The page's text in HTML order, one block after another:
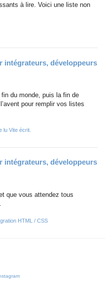
à lire. Voici une liste non
intégrateurs, développeurs
du monde, puis la fin de
pour remplir vos listes
lu Vite écrit.
intégrateurs, développeurs
que vous attendez tous
HTML / CSS